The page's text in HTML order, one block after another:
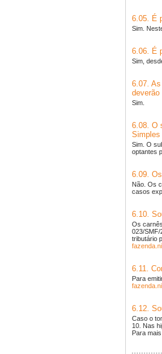
6.05. É
Sim.
6.06. É
Sim,
6.07.
Sim.
6.08. O
Simples
Sim. O
optantes
6.09.
Não. Os
casos
6.10.
Os
023/SMF/
tributário
6.11.
Para
6.12.
Caso o
10. Nas
Para